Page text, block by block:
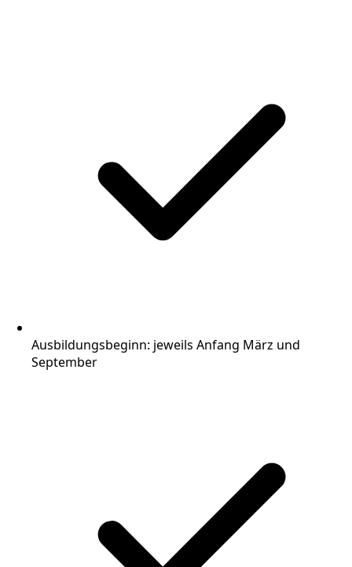
Ausbildungsbeginn: jeweils Anfang März und
September